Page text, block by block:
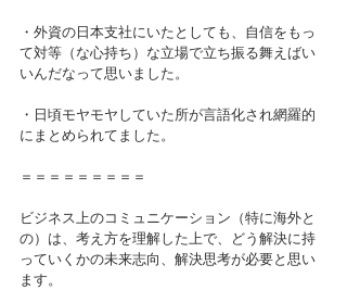
・外資の日本支社にいたとしても、自信をもっ
て対等（な心持ち）な立場で立ち振る舞えばい
いんだなって思いました。
・日頃モヤモヤしていた所が言語化され網羅的
にまとめられてました。
＝＝＝＝＝＝＝＝＝
ビジネス上のコミュニケーション（特に海外と
の）は、考え方を理解した上で、どう解決に持
っていくかの未来志向、解決思考が必要と思い
ます。